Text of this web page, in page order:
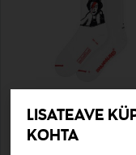
LISATEAVE
KOHTA
MUSEARTA
Sokid Lizzie Stardust